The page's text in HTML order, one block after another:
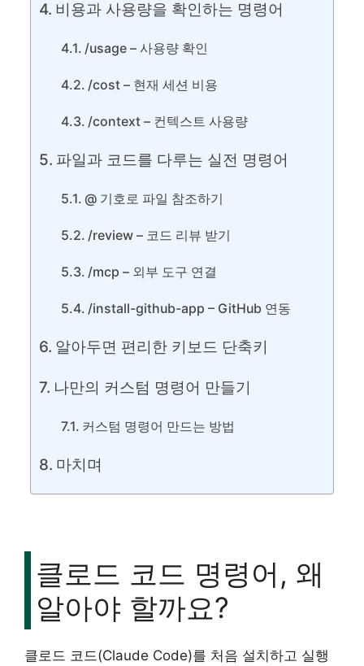
비용과 사용량을 확인하는 명령어
/usage – 사용량 확인
/cost – 현재 세션 비용
/context – 컨텍스트 사용량
파일과 코드를 다루는 실전 명령어
@ 기호로 파일 참조하기
/review – 코드 리뷰 받기
/mcp – 외부 도구 연결
/install-github-app – GitHub 연동
알아두면 편리한 키보드 단축키
나만의 커스텀 명령어 만들기
커스텀 명령어 만드는 방법
마치며
클로드 코드 명령어, 왜
알아야 할까요?
클로드 코드(Claude Code)를 처음 설치하고 실행